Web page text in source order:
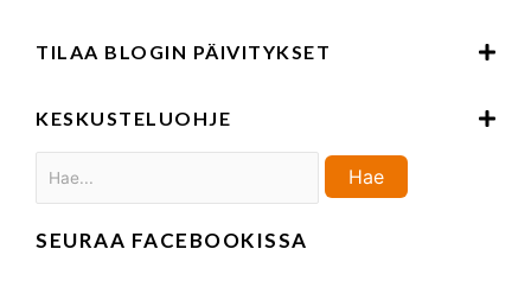
TILAA BLOGIN PÄIVITYKSET
KESKUSTELUOHJE
Hae
SEURAA FACEBOOKISSA